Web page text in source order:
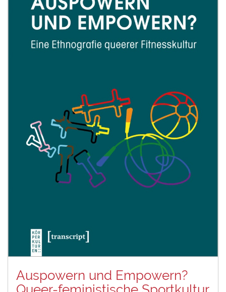
Auspowern und Empowern?